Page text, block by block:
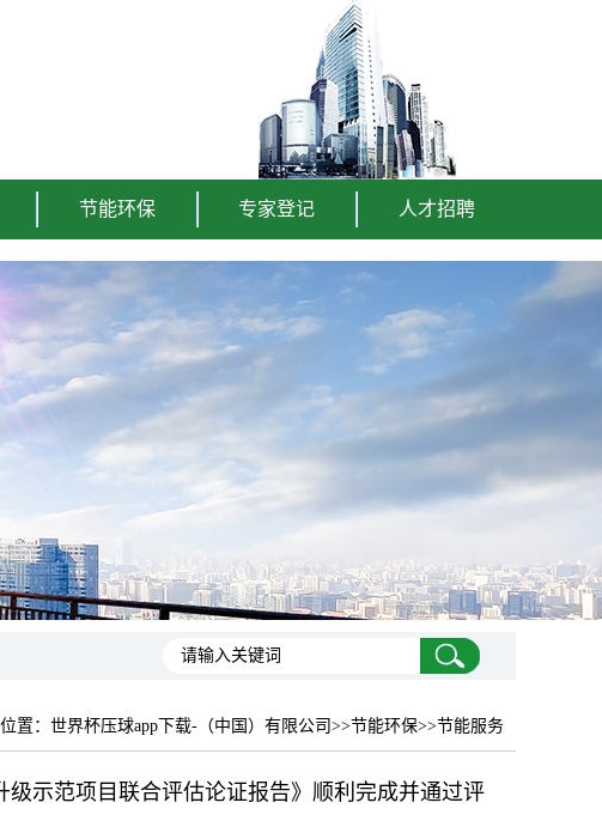
节能环保 专家登记 人才招聘
置： 世界杯压球app下载-（中国）有限公司 >>节能环保>>节能服务
级示范项目联合评估论证报告》顺利完成并通过评